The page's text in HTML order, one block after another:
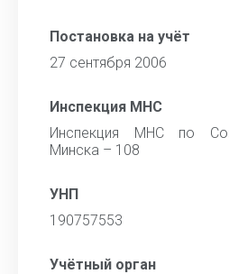
Постановка на учёт
27 сентября 2006
Инспекция МНС
Инспекция МНС по
Минска – 108
УНП
190757553
Учётный орган